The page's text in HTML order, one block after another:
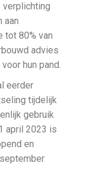
verplichting
aan
tot 80% van
advies
hun pand.
eerder
tijdelijk
gebruik
april 2023 is
en